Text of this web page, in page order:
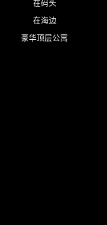
在码头
在海边
豪华顶层公寓